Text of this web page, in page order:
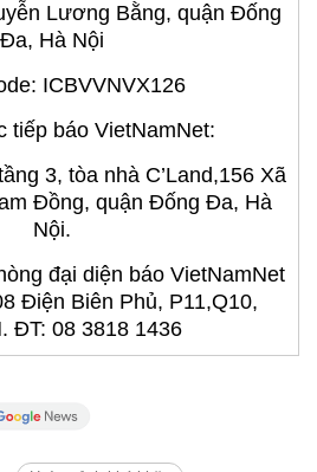
Lương Bằng, quận Đống
Đa, Hà Nội
ICBVVNVX126
tiếp báo VietNamNet:
3, tòa nhà C’Land,156 Xã
Đồng, quận Đống Đa, Hà
Nội.
đại diện báo VietNamNet
Điện Biên Phủ, P11,Q10,
ĐT: 08 3818 1436